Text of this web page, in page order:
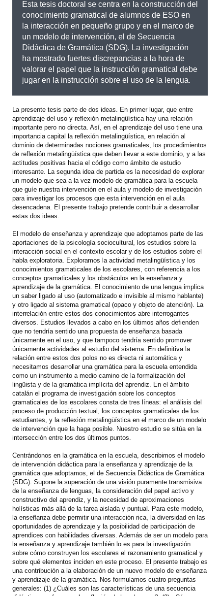
Esta tesis doctoral se centra en la construcción del
conocimiento gramatical de alumnos de ESO en
la interacción en pequeño grupo y en el marco de
un modelo de intervención, el de Secuencia
Didáctica de Gramática (SDG). La investigación
ha mostrado fuertes discrepancias a la hora de
valorar el papel que la instrucción gramatical debe
jugar en la instrucción sobre el uso de la lengua.
La presente tesis parte de dos ideas. En primer lugar, que entre
aprendizaje del uso y reflexión metalingüística hay una relación
importante pero no directa. Así, en el aprendizaje del uso tiene una
importancia capital la reflexión metalingüística, en relación al
dominio de determinadas nociones gramaticales, los procedimientos
de reflexión metalingüística que deben llevar a este dominio, y a las
actitudes positivas hacia el código como ámbito de estudio
interesante. La segunda idea de partida es la necesidad de explorar
un modelo que sea a la vez modelo de gramática para la escuela
que guíe nuestra intervención en el aula y modelo de investigación
para investigar los procesos que esta intervención en el aula
desencadena. El presente trabajo pretende contribuir a desarrollar
estas dos ideas.
El modelo de enseñanza y aprendizaje que adoptamos parte de las
aportaciones de la psicología sociocultural, los estudios sobre la
interacción social en el contexto escolar y de los estudios sobre el
habla exploratoria. Exploramos la actividad metalingüística y los
conocimientos gramaticales de los escolares, con referencia a los
conceptos gramaticales y los obstáculos en la enseñanza y
aprendizaje de la gramática. El conocimiento de una lengua implica
un saber ligado al uso (automatizado e invisible al mismo hablante)
y otro ligado al sistema gramatical (opaco y objeto de atención). La
interrelación entre estos dos conocimientos abre interrogantes
diversos. Estudios llevados a cabo en los últimos años defienden
que no tendría sentido una propuesta de enseñanza basada
únicamente en el uso, y que tampoco tendría sentido promover
únicamente actividades al estudio del sistema. En definitiva la
relación entre estos dos polos no es directa ni automática y
necesitamos desarrollar una gramática para la escuela entendida
como un instrumento a medio camino de la formalización del
lingüista y de la gramática implícita del aprendiz. En el ámbito
catalán el programa de investigación sobre los conceptos
gramaticales de los escolares consta de tres líneas: el análisis del
proceso de producción textual, los conceptos gramaticales de los
estudiantes, y la reflexión metalingüística en el marco de un modelo
de intervención que la haga posible. Nuestro estudio se sitúa en la
intersección entre los dos últimos puntos.
Centrándonos en la gramática en la escuela, describimos el modelo
de intervención didáctica para la enseñanza y aprendizaje de la
gramática que adoptamos, el de Secuencia Didáctica de Gramática
(SDG). Supone la superación de una visión puramente transmisiva
de la enseñanza de lenguas, la consideración del papel activo y
constructivo del aprendiz, y la necesidad de aproximaciones
holísticas más allá de la tarea aislada y puntual. Para este modelo,
la enseñanza debe permitir una interacción rica, la diversidad en las
oportunidades de aprendizaje y la posibilidad de participación de
aprendices con habilidades diversas. Además de ser un modelo para
la enseñanza y aprendizaje también lo es para la investigación
sobre cómo construyen los escolares el razonamiento gramatical y
sobre qué elementos inciden en este proceso. El presente trabajo es
una contribución a la elaboración de un nuevo modelo de enseñanza
y aprendizaje de la gramática. Nos formulamos cuatro preguntas
generales: (1) ¿Cuáles son las características de una secuencia